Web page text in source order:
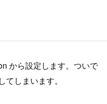
から設定します。ついで
しまいます。